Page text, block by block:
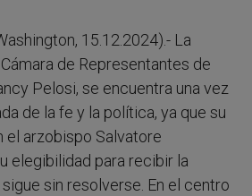
15.12.2024).- La
de Representantes de
Pelosi, se encuentra una vez
de la fe y la política, ya que su
el arzobispo Salvatore
elegibilidad para recibir la
sin resolverse. En el centro